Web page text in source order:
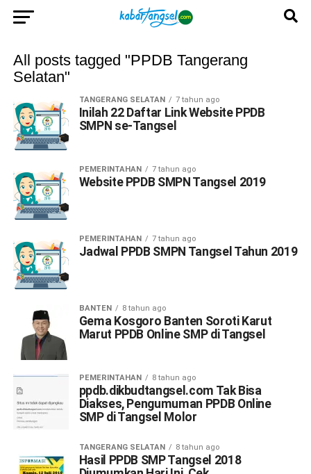
All posts tagged "PPDB Tangerang
Selatan"
TANGERANG SELATAN 7 tahun ago
Inilah 22 Daftar Link Website PPDB
SMPN se-Tangsel
PEMERINTAHAN 7 tahun ago
Website PPDB SMPN Tangsel 2019
PEMERINTAHAN 7 tahun ago
Jadwal PPDB SMPN Tangsel Tahun 2019
BANTEN 8 tahun ago
Gema Kosgoro Banten Soroti Karut
Marut PPDB Online SMP di Tangsel
PEMERINTAHAN 8 tahun ago
ppdb.dikbudtangsel.com Tak Bisa
Diakses, Pengumuman PPDB Online
SMP di Tangsel Molor
TANGERANG SELATAN 8 tahun ago
Hasil PPDB SMP Tangsel 2018